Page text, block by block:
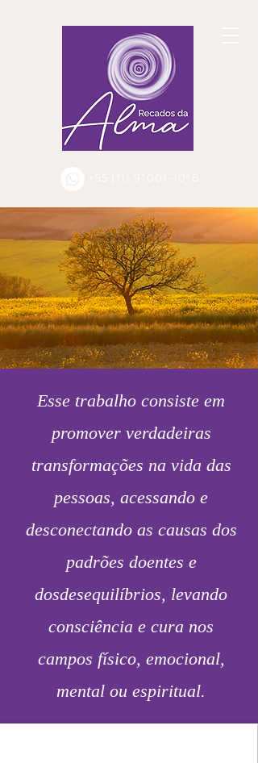
Esse trabalho consiste em
promover verdadeiras
transformações na vida das
pessoas, acessando e
desconectando as causas dos
padrões doentes e
dosdesequilíbrios, levando
consciência e cura nos
campos físico, emocional,
mental ou espiritual.